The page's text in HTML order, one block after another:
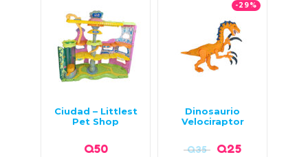
Ciudad – Littlest
Pet Shop
Q50
-29%
Dinosaurio
Velociraptor
Q35 Q25